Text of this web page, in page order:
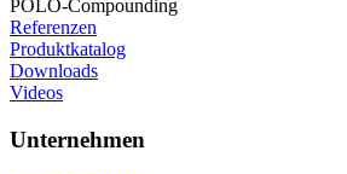
POLO-Compounding
Referenzen
Produktkatalog
Downloads
Videos
Unternehmen